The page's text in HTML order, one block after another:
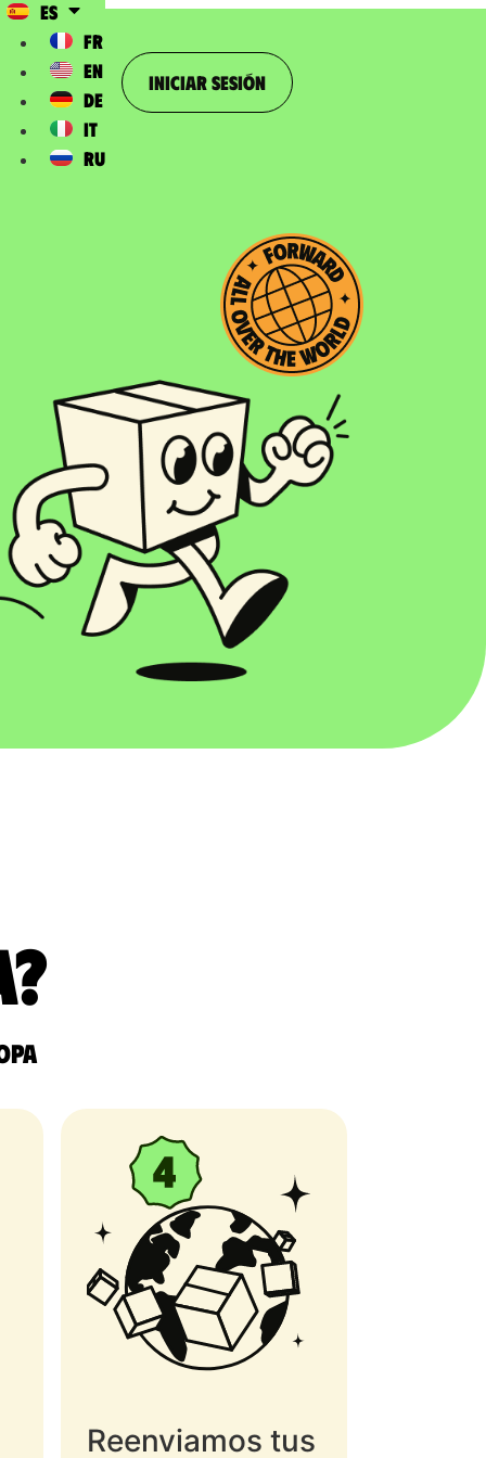
ES
FR
EN
DE
IT
RU
Iniciar sesión
Reenviamos tus